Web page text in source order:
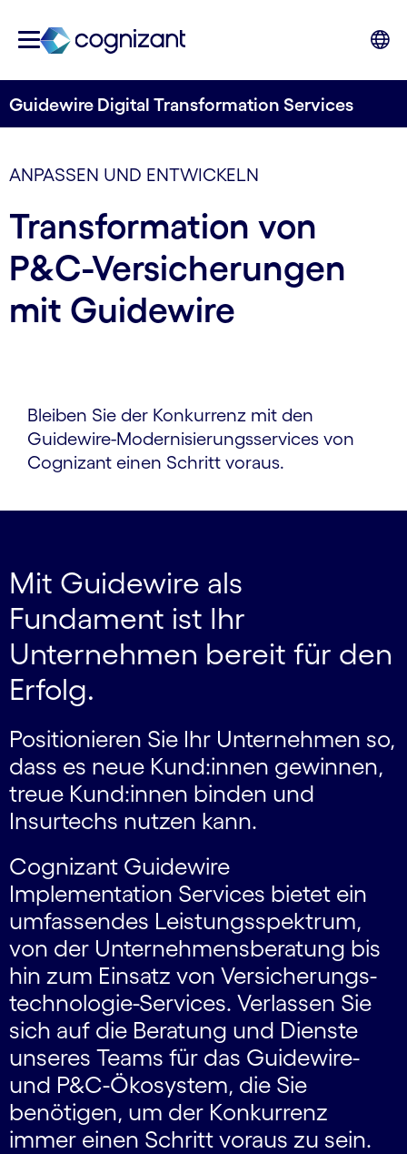
Guidewire Digital Transformation Services
ANPASSEN UND ENTWICKELN
Transformation von
P&C-Versicherungen
mit Guidewire
Bleiben Sie der Konkurrenz mit den
Guidewire-Moderni­sierungs­services von
Cognizant einen Schritt voraus.
Mit Guidewire als
Fundament ist Ihr
Unternehmen bereit für den
Erfolg.
Positionieren Sie Ihr Unternehmen so,
dass es neue Kund:innen gewinnen,
treue Kund:innen binden und
Insurtechs nutzen kann.
Cognizant Guidewire
Implementation Services bietet ein
umfassendes Leistungs­spektrum,
von der Unternehmens­beratung bis
hin zum Einsatz von Versicherungs­
technologie-Services. Verlassen Sie
sich auf die Beratung und Dienste
unseres Teams für das Guidewire-
und P&C-Ökosystem, die Sie
benötigen, um der Konkurrenz
immer einen Schritt voraus zu sein.